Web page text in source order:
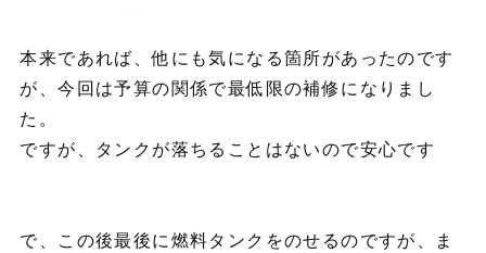
本来であれば、他にも気になる箇所があったのです
が、今回は予算の関係で最低限の補修になりまし
た。
ですが、タンクが落ちることはないので安心です
で、この後最後に燃料タンクをのせるのですが、ま